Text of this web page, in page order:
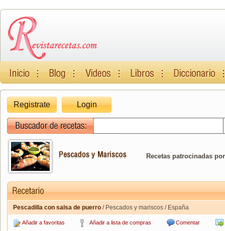
Registrate Login
Recetas patrocinadas
Pescadilla con salsa de puerro / Pescados y mariscos / España
Añadir a favoritas Añadir a lista de compras Comentar